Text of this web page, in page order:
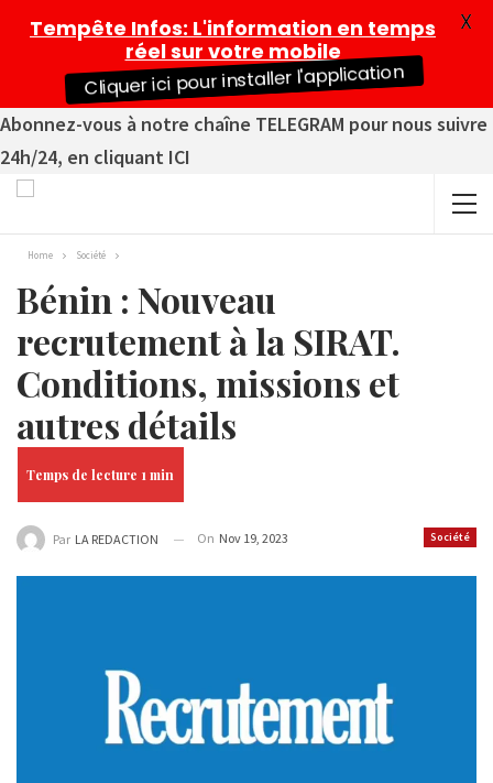
Abonnez-vous à notre chaîne TELEGRAM pour nous suivre
24h/24, en cliquant ICI
Home Société
Bénin : Nouveau
recrutement à la SIRAT.
Conditions, missions et
autres détails
Société
Par LA REDACTION On Nov 19, 2023
Tempête Infos: L'information en temps
réel sur votre mobile
Cliquer ici pour installer l'application
X